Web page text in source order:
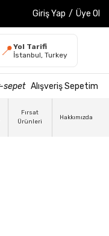
Giriş Yap / Üye Ol
📍Yol Tarifi
İstanbul, Turkey
Alışveriş Sepetim
Fırsat
Ürünleri
Hakkımızda